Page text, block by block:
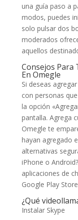
una guía paso a
modos, puedes
solo pulsar dos
moderados
aquellos
Consejos Para
En Omegle
Si deseas
con personas
la opción
pantalla. Agrega
Omegle te
hayan agregado
alternativas
iPhone o
aplicaciones de
Google Play
¿Qué
Instalar Skype